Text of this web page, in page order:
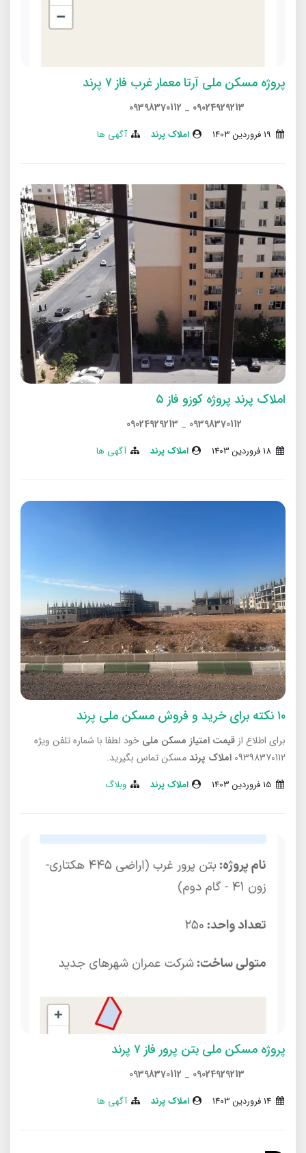
پروژه مسکن ملی آرتا معمار غرب فاز ۷ پرند
09024929213
_
09398370112
املاک پرند آگهی ها
املاک پرند پروژه کوزو فاز ۵
09398370112
_
09024929213
املاک پرند آگهی ها
۱۰ نکته برای خرید و فروش مسکن ملی پرند
برای اطلاع از قیمت امتیاز مسکن ملی خود لطفا با شماره تلفن ویژه
09398370112 املاک پرندمسکن تماس بگیرید.
املاک پرند وبلاگ
پروژه مسکن ملی بتن پرور فاز ۷ پرند
09024929213
_
09398370112
املاک پرند آگهی ها